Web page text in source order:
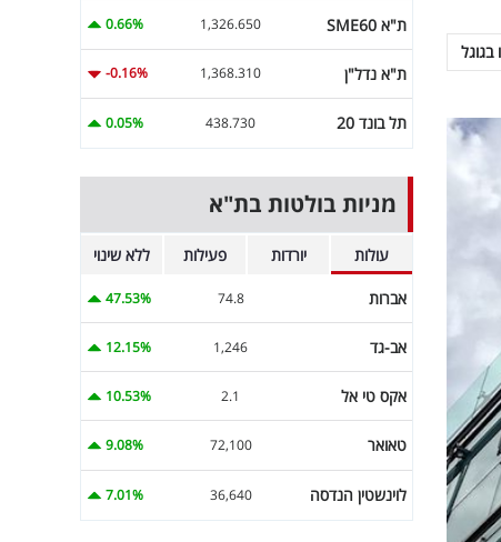
בגוגל
ת"א SME60 1,326.650
0.66%
ת"א נדל"ן 1,368.310
-0.16%
תל בונד 20 438.730
0.05%
מניות בולטות בת"א
עולות יורדות פעילות ללא שינוי
אברות 74.8
47.53%
אב-גד 1,246
12.15%
אקס טי אל 2.1
10.53%
טאואר 72,100
9.08%
לוינשטין הנדסה 36,640
7.01%